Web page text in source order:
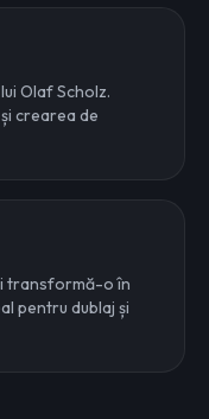
Olaf Scholz.
crearea de
transformă-o în
pentru dublaj și